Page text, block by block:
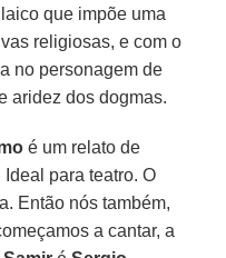
que impõe uma
religiosas, e com o
no personagem de
aridez dos dogmas.
é um relato de
para teatro. O
Então nós também,
a cantar, a